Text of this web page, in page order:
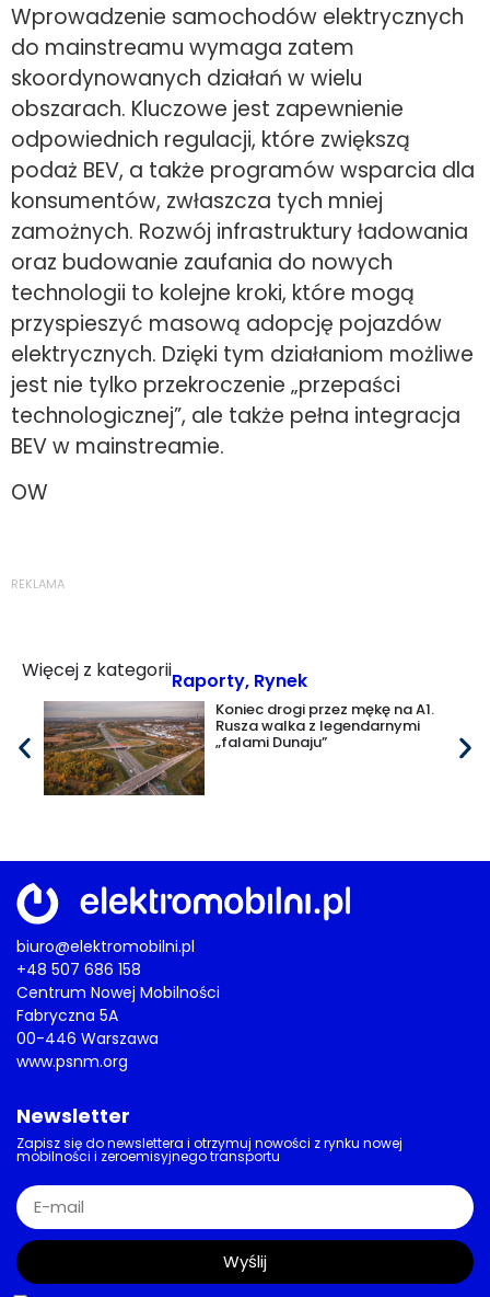
Wprowadzenie samochodów elektrycznych
do mainstreamu wymaga zatem
skoordynowanych działań w wielu
obszarach. Kluczowe jest zapewnienie
odpowiednich regulacji, które zwiększą
podaż BEV, a także programów wsparcia dla
konsumentów, zwłaszcza tych mniej
zamożnych. Rozwój infrastruktury ładowania
oraz budowanie zaufania do nowych
technologii to kolejne kroki, które mogą
przyspieszyć masową adopcję pojazdów
elektrycznych. Dzięki tym działaniom możliwe
jest nie tylko przekroczenie „przepaści
technologicznej”, ale także pełna integracja
BEV w mainstreamie.
OW
REKLAMA
Więcej z kategoriiRaporty, Rynek
Koniec drogi przez mękę na A1.
Rusza walka z legendarnymi
„falami Dunaju”
biuro@elektromobilni.pl
+48 507 686 158
Centrum Nowej Mobilności
Fabryczna 5A
00-446 Warszawa
www.psnm.org
Newsletter
Zapisz się do newslettera i otrzymuj nowości z rynku nowej
mobilności i zeroemisyjnego transportu
Wyślij